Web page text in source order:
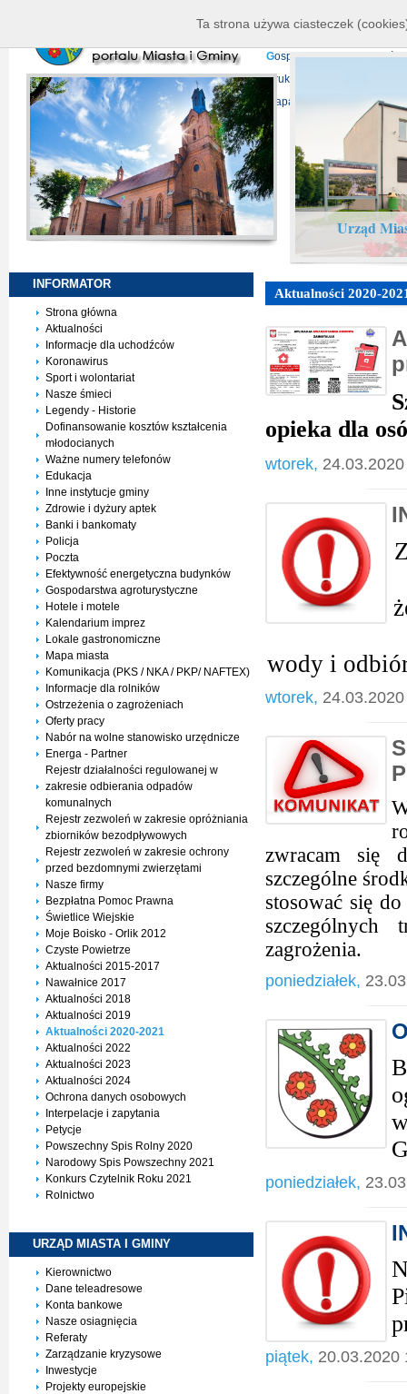
P
rojekty europejskie
Gospodarka
D ruki do pobrania
Mapa serwisu
Urząd
INFORMATOR
Strona główna
Aktualności
Informacje dla uchodźców
Koronawirus
Sport i wolontariat
Nasze śmieci
Legendy - Historie
Dofinansowanie kosztów kształcenia
młodocianych
Ważne numery telefonów
Edukacja
Inne instytucje gminy
Zdrowie i dyżury aptek
Banki i bankomaty
Policja
Poczta
Efektywność energetyczna budynków
Gospodarstwa agroturystyczne
Hotele i motele
Kalendarium imprez
Lokale gastronomiczne
Mapa miasta
Komunikacja (PKS / NKA / PKP/ NAFTEX)
Informacje dla rolników
Ostrzeżenia o zagrożeniach
Oferty pracy
Nabór na wolne stanowisko urzędnicze
Energa - Partner
Rejestr działalności regulowanej w
zakresie odbierania odpadów
komunalnych
Rejestr zezwoleń w zakresie opróżniania
zbiorników bezodpływowych
Rejestr zezwoleń w zakresie ochrony
przed bezdomnymi zwierzętami
Nasze firmy
Bezpłatna Pomoc Prawna
Świetlice Wiejskie
Moje Boisko - Orlik 2012
Czyste Powietrze
Aktualności 2015-2017
Nawałnice 2017
Aktualności 2018
Aktualności 2019
Aktualności 2020-2021
Aktualności 2022
Aktualności 2023
Aktualności 2024
Ochrona danych osobowych
Interpelacje i zapytania
Petycje
Powszechny Spis Rolny 2020
Narodowy Spis Powszechny 2021
Konkurs Czytelnik Roku 2021
Rolnictwo
URZĄD MIASTA I GMINY
Kierownictwo
Dane teleadresowe
Konta bankowe
Nasze osiagnięcia
Referaty
Zarządzanie kryzysowe
Inwestycje
Projekty europejskie
Aktualności 2020-
opieka dla
wtorek,
wody i
wtorek,
zwracam się
szczególne
stosować się
szczególnych
zagrożenia.
poniedziałek,
poniedziałek,
piątek, 20.03.2020
Ta strona używa ciasteczek